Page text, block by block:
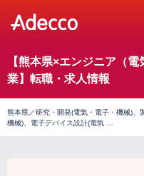
【熊本県×エンジニア（
業】転職・求人情報
熊本県／研究・開発(電気・電子・機械)、
機械)、電子デバイス設計(電気 …